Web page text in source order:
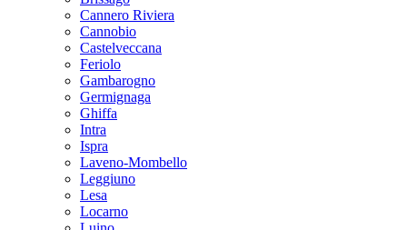
Cannero Riviera
Cannobio
Castelveccana
Feriolo
Gambarogno
Germignaga
Ghiffa
Intra
Ispra
Laveno-Mombello
Leggiuno
Lesa
Locarno